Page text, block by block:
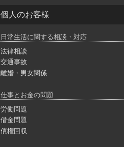
個人のお客様
日常生活に関する相談・対応
法律相談
交通事故
離婚・男女関係
仕事とお金の問題
労働問題
借金問題
債権回収